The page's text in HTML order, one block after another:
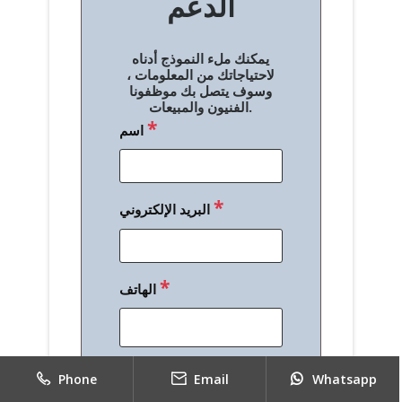
يمكنك ملء النموذج أدناه
لاحتياجاتك من المعلومات ،
وسوف يتصل بك موظفونا
الفنيون والمبيعات.
اسم*
البريد الإلكتروني*
الهاتف*
Phone Email Whatsapp